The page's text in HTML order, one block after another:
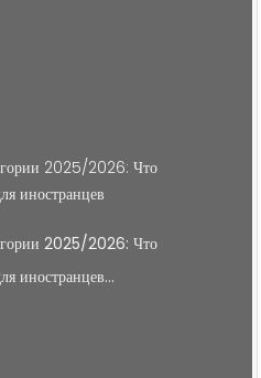
2025/2026: Что
иностранцев
2025/2026: Что
иностранцев…